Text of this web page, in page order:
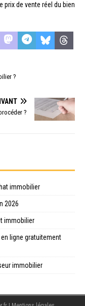
prix de vente réel du bien
?
?
immobilier
2026
immobilier
ligne gratuitement
immobilier